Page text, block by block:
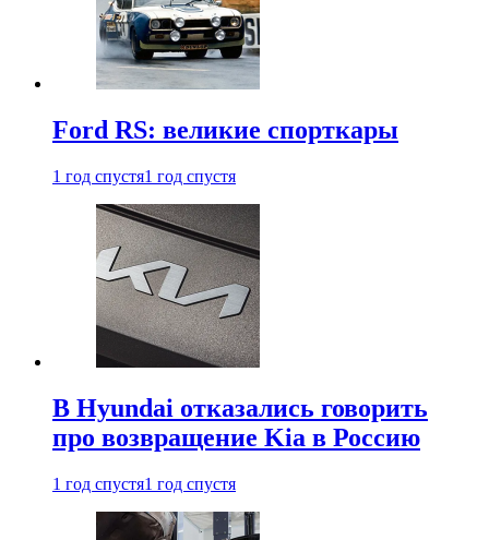
Ford RS: великие спорткары
1 год спустя1 год спустя
В Hyundai отказались говорить
про возвращение Kia в Россию
1 год спустя1 год спустя